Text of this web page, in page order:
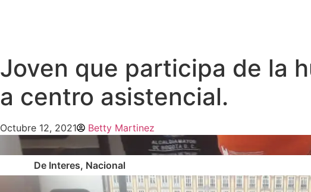
Joven que participa de la
a centro asistencial.
Octubre 12, 2021
Betty Martinez
De Interes, Nacional